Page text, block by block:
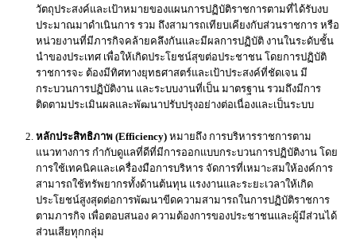
วัตถุประสงค์และเป้าหมายของแผนการปฏิบัติราชการตามที่ได้รับงบ
ประมาณมาดำเนินการ รวม ถึงสามารถเทียบเคียงกับส่วนราชการ หรือ
หน่วยงานที่มีภารกิจคล้ายคลึงกันและมีผลการปฏิบัติ งานในระดับชั้น
นำของประเทศ เพื่อให้เกิดประโยชน์สุขต่อประชาชน โดยการปฏิบัติ
ราชการจะ ต้องมีทิศทางยุทธศาสตร์และเป้าประสงค์ที่ชัดเจน มี
กระบวนการปฏิบัติงาน และระบบงานที่เป็น มาตรฐาน รวมถึงมีการ
ติดตามประเมินผลและพัฒนาปรับปรุงอย่างต่อเนื่องและเป็นระบบ
หลักประสิทธิภาพ (Efficiency) หมายถึง การบริหารราชการตาม
แนวทางการ กำกับดูแลที่ดีที่มีการออกแบบกระบวนการปฏิบัติงาน โดย
การใช้เทคนิคและเครื่องมือการบริหาร จัดการที่เหมาะสมให้องค์การ
สามารถใช้ทรัพยากรทั้งด้านต้นทุน แรงงานและระยะเวลาให้เกิด
ประโยชน์สูงสุดต่อการพัฒนาขีดความสามารถในการปฏิบัติราชการ
ตามภารกิจ เพื่อตอบสนอง ความต้องการของประชาชนและผู้มีส่วนได้
ส่วนเสียทุกกลุ่ม